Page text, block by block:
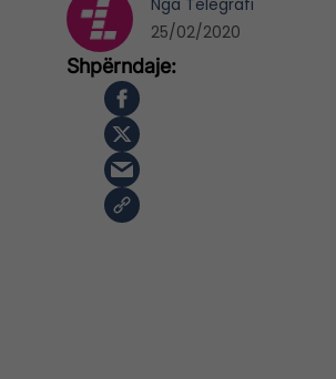
Nga Telegrafi
25/02/2020